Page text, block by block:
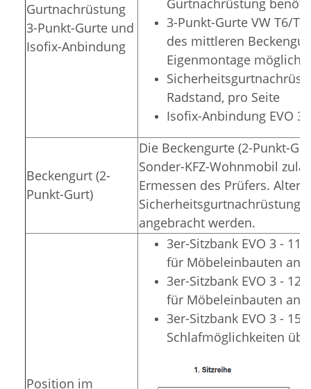
Gurtnachrüstung
3-Punkt-Gurte und
Isofix-Anbindung
3-Punkt-Gurte VW T6/
des mittleren
Eigenmontage möglich)
Radstand, pro Seite
Isofix-Anbindung EVO
Beckengurt (2-
Punkt-Gurt)
Die Beckengurte (2-Punkt-
Sonder-KFZ-Wohnmobil
Ermessen des Prüfers.
Sicherheitsgurtnachrüstung
angebracht werden.
Position im
3er-Sitzbank EVO 3 -
für Möbeleinbauten an
3er-Sitzbank EVO 3 -
für Möbeleinbauten an
3er-Sitzbank EVO 3 -
Schlafmöglichkeiten